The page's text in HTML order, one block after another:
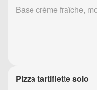
Base crème fraîche,
Pizza tartiflette solo